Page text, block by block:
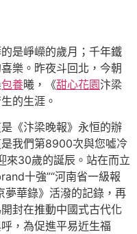
是崢嶸的歲月；千年鐵
樂。昨夜斗回北，今朝
包養曦，《甜心花園汴梁
的生涯。
《汴梁晚報》永恒的辦
我們第8900次與您噓冷
來30歲的誕辰。站在而立
十強”“河南省一級報
夢華錄》活潑的記錄，再
封在推動中國式古代化
，為促進平易近生福